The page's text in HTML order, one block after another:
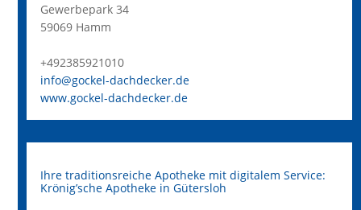
Gewerbepark 34
59069 Hamm
+492385921010
info@gockel-dachdecker.de
www.gockel-dachdecker.de
Ihre traditionsreiche Apotheke mit digitalem Service:
Krönig’sche Apotheke in Gütersloh